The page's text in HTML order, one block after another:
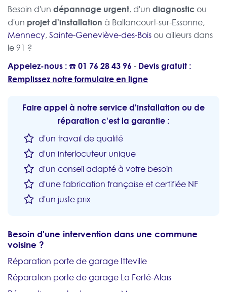
Besoin d'un dépannage urgent, d'un diagnostic ou
d'un projet d'installation à Ballancourt-sur-Essonne,
Mennecy, Sainte-Geneviève-des-Boisou ailleurs dans
le 91 ?
Appelez-nous : ☎️01 76 28 43 96 - Devis gratuit :
Remplissez notre formulaire en ligne
Faire appel à notre service d'installation ou de
réparation c'est la garantie :
d'un travail de qualité
d'un interlocuteur unique
d'un conseil adapté à votre besoin
d'une fabrication française et certifiée NF
d'un juste prix
Besoin d'une intervention dans une commune
voisine ?
Réparation porte de garage Itteville
Réparation porte de garage La Ferté-Alais